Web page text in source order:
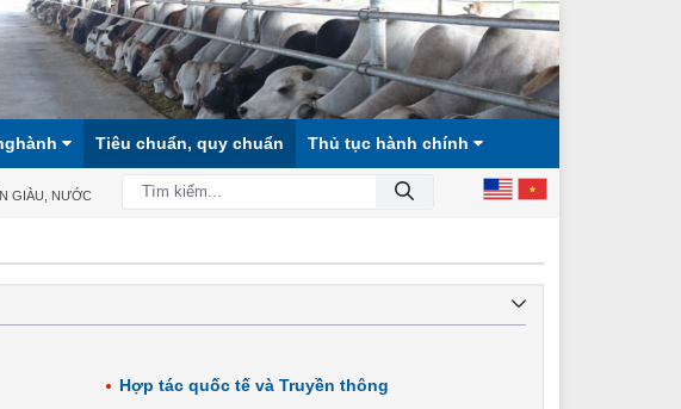
Tiêu chuẩn, quy chuẩn Thủ tục hành chính
NƯỚC MẠNH, XÃ HỘI CÔNG BẰNG, DÂN CHỦ, VĂN MINH!
Hợp tác quốc tế và Truyền thông